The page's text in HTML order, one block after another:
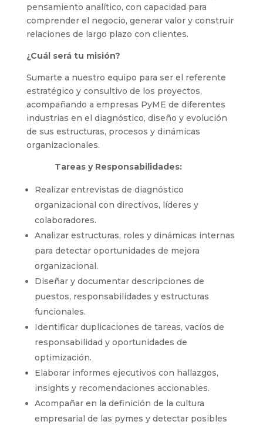
pensamiento analítico, con capacidad para
comprender el negocio, generar valor y construir
relaciones de largo plazo con clientes.
¿Cuál será tu misión?
Sumarte a nuestro equipo para ser el referente
estratégico y consultivo de los proyectos,
acompañando a empresas PyME de diferentes
industrias en el diagnóstico, diseño y evolución
de sus estructuras, procesos y dinámicas
organizacionales.
Tareas y Responsabilidades:
Realizar entrevistas de diagnóstico
organizacional con directivos, líderes y
colaboradores.
Analizar estructuras, roles y dinámicas internas
para detectar oportunidades de mejora
organizacional.
Diseñar y documentar descripciones de
puestos, responsabilidades y estructuras
funcionales.
Identificar duplicaciones de tareas, vacíos de
responsabilidad y oportunidades de
optimización.
Elaborar informes ejecutivos con hallazgos,
insights y recomendaciones accionables.
Acompañar en la definición de la cultura
empresarial de las pymes y detectar posibles